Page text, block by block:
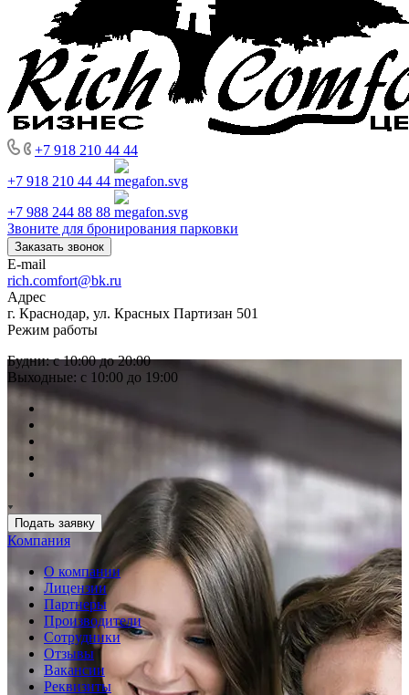
+7 918 210 44 44
+7 918 210 44 44
+7 988 244 88 88
Звоните для бронирования парковки
Заказать звонок
E-mail
rich.comfort@bk.ru
Адрес
г. Краснодар, ул. Красных Партизан 501
Режим работы
Будни: с 10:00 до 20:00
Выходные: с 10:00 до 19:00
Подать заявку
Компания
О компании
Лицензии
Партнеры
Производители
Сотрудники
Отзывы
Вакансии
Реквизиты